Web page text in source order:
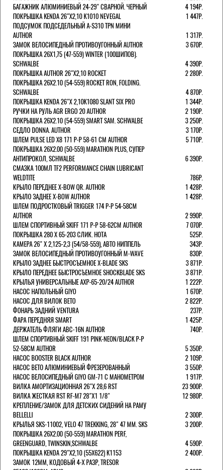
БАГАЖНИК АЛЮМИНИЕВЫЙ 24-29" СВАРНОЙ. ЧЕРНЫЙ
4 194Р.
ПОКРЫШКА KENDA 26"Х2,10 K1010 NEVEGAL
1 447Р.
ПОДСУМОК ПОДСЕДЕЛЬНЫЙ A-S310 TPN МИНИ
AUTHOR
1 317Р.
ЗАМОК ВЕЛОСИПЕДНЫЙ ПРОТИВОУГОННЫЙ AUTHOR
3 670Р.
ПОКРЫШКА 26X1,75 (47-559) WINTER (100ШИПОВ).
SCHWALBE
4 390Р.
ПОКРЫШКА AUTHOR 26"Х2,10 ROCKET
2 280Р.
ПОКРЫШКА 26X2.10 (54-559) ROCKET RON, FOLDING.
SCHWALBE
4 870Р.
ПОКРЫШКА KENDA 26"Х 2,10K1080 SLANT SIX PRO
1 344Р.
РУЧКИ НА РУЛЬ AGR ERGO 20 AUTHOR
2 190Р.
ПОКРЫШКА 26X2.10 (54-559) SMART SAM. SCHWALBE
3 250Р.
СЕДЛО DONNA. AUTHOR
3 170Р.
ШЛЕМ PULSE LED X8 171 Р-Р 58-61 СМ AUTHOR
5 710Р.
ПОКРЫШКА 26X2.00 (50-559) MARATHON PLUS, СУПЕР
АНТИПРОКОЛ, SCHWALBE
6 390Р.
СМАЗКА 100МЛ TF2 PERFORMANCE CHAIN LUBRICANT
WELDTITE
786Р.
КРЫЛО ПЕРЕДНЕЕ X-BOW QR. AUTHOR
1 428Р.
КРЫЛО ЗАДНЕЕ X-BOW AUTHOR
1 428Р.
ШЛЕМ ПОДРОСТКОВЫЙ TRIGGER 174 Р-Р 54-58СМ
AUTHOR
2 990Р.
ШЛЕМ СПОРТИВНЫЙ SKIFF 171 Р-Р 58-62СМ AUTHOR
7 070Р.
ПОКРЫШКА 280 X 65-203 СЛИК. HOTA
525Р.
КАМЕРА 26" X 2,125-2,3 (54/58-559), АВТО НИППЕЛЬ
343Р.
ЗАМОК ВЕЛОСИПЕДНЫЙ ПРОТИВОУГОННЫЙ M-WAVE
830Р.
КРЫЛО ЗАДНЕЕ БЫСТРОСЪЕМНОЕ X-BLADE SKS
3 871Р.
КРЫЛО ПЕРЕДНЕЕ БЫСТРОСЪЕМНОЕ SHOCKBLADE SKS
3 871Р.
КРЫЛЬЯ УНИВЕРСАЛЬНЫЕ AXP-65-20/24 AUTHOR
1 222Р.
НАСОС НАПОЛЬНЫЙ GIYO
1 670Р.
НАСОС ДЛЯ ВИЛОК ВЕТО
2 822Р.
ФОНАРЬ ЗАДНИЙ VENTURA
237Р.
ФАРА ПЕРЕДНЯЯ SMART
1 425Р.
ДЕРЖАТЕЛЬ ФЛЯГИ ABC-16N AUTHOR
740Р.
ШЛЕМ СПОРТИВНЫЙ SKIFF 191 PINK-NEON/BLACK Р-Р
52-58СМ AUTHOR
5 350Р.
НАСОС BOOSTER BLACK AUTHOR
2 109Р.
НАСОС BETO АЛЮМИНИЕВЫЙ ФРЕЗЕРОВАННЫЙ
3 550Р.
НАСОС ВЕЛОСИПЕДНЫЙ GIYO GM-71 С МАНОМЕТРОМ
1 917Р.
ВИЛКА АМОРТИЗАЦИОННАЯ 26"Х 28,6 RST
23 900Р.
ВИЛКА ЖЕСТКАЯ RST RF-M7 28"Х1 1/8"
12 980Р.
КРЕПЛЕНИЕ/ЗАМОК ДЛЯ ДЕТСКИХ СИДЕНИЙ НА РАМУ
BELLELLI
2 300Р.
КРЫЛЬЯ SKS-11002, VELO 47 TREKKING, 28" 47 ММ. SKS
3 200Р.
ПОКРЫШКА 26X2.00 (50-559) MARATHON PERF,
GREENGUARD, TWINSKIN,SCHWALBE
4 590Р.
ПОКРЫШКА KENDA 29"Х2,10 (55X622) K1153
2 400Р.
ЗАМОК 12ММ, КОДОВЫЙ 4-Х РАЗР, TRESOR